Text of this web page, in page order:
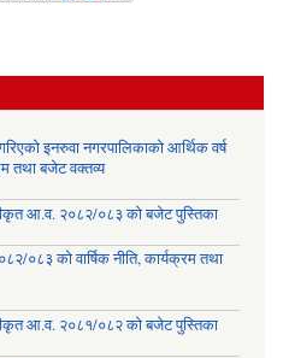
इनरुवा नगरपालिकाको आर्थिक वर्ष
तथा बजेट वक्तव्य
आ.व. २०८२/०८३ को बजेट पुस्तिका
०८३ को वार्षिक नीति, कार्यक्रम तथा
आ.व. २०८१/०८२ को बजेट पुस्तिका